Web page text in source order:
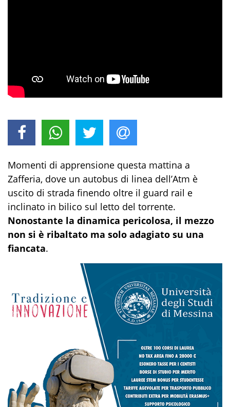
Momenti di apprensione questa mattina a
Zafferia, dove un autobus di linea dell’Atm è
uscito di strada finendo oltre il guard rail e
inclinato in bilico sul letto del torrente.
Nonostante la dinamica pericolosa, il mezzo
non si è ribaltato ma solo adagiato su una
fiancata.